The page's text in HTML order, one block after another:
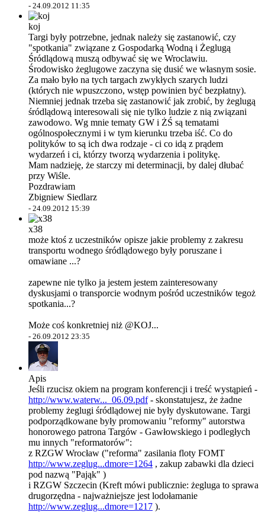
- 24.09.2012 11:35
koj
Targi były potrzebne, jednak należy się zastanowić, czy
"spotkania" związane z Gospodarką Wodną i Żeglugą
Śródlądową muszą odbywać się we Wroclawiu.
Środowisko żeglugowe zaczyna się dusić we własnym sosie.
Za mało było na tych targach zwykłych szarych ludzi
(których nie wpuszczono, wstęp powinien być bezpłatny).
Niemniej jednak trzeba się zastanowić jak zrobić, by żeglugą
śródlądową interesowali się nie tylko ludzie z nią związani
zawodowo. Wg mnie tematy GW i ŻŚ są tematami
ogólnospołecznymi i w tym kierunku trzeba iść. Co do
polityków to są ich dwa rodzaje - ci co idą z prądem
wydarzeń i ci, którzy tworzą wydarzenia i politykę.
Mam nadzieję, że starczy mi determinacji, by dalej dłubać
przy Wiśle.
Pozdrawiam
Zbigniew Siedlarz
- 24.09.2012 15:39
x38
może ktoś z uczestników opisze jakie problemy z zakresu
transportu wodnego śródlądowego były poruszane i
omawiane ...?
zapewne nie tylko ja jestem jestem zainteresowany
dyskusjami o transporcie wodnym pośród uczestników tegoż
spotkania...?
Może coś konkretniej niż @KOJ...
- 26.09.2012 23:35
Apis
Jeśli rzucisz okiem na program konferencji i treść wystąpień -
http://www.waterw..._06.09.pdf- skonstatujesz, że żadne
problemy żeglugi śródlądowej nie były dyskutowane. Targi
podporządkowane były promowaniu "reformy" autorstwa
honorowego patrona Targów - Gawłowskiego i podległych
mu innych "reformatorów":
z RZGW Wrocław ("reforma" zasilania floty FOMT
http://www.zeglug...dmore=1264 , zakup zabawki dla dzieci
pod nazwą "Pająk" )
i RZGW Szczecin (Kreft mówi publicznie: żegluga to sprawa
drugorzędna - najważniejsze jest lodołamanie
http://www.zeglug...dmore=1217 ).